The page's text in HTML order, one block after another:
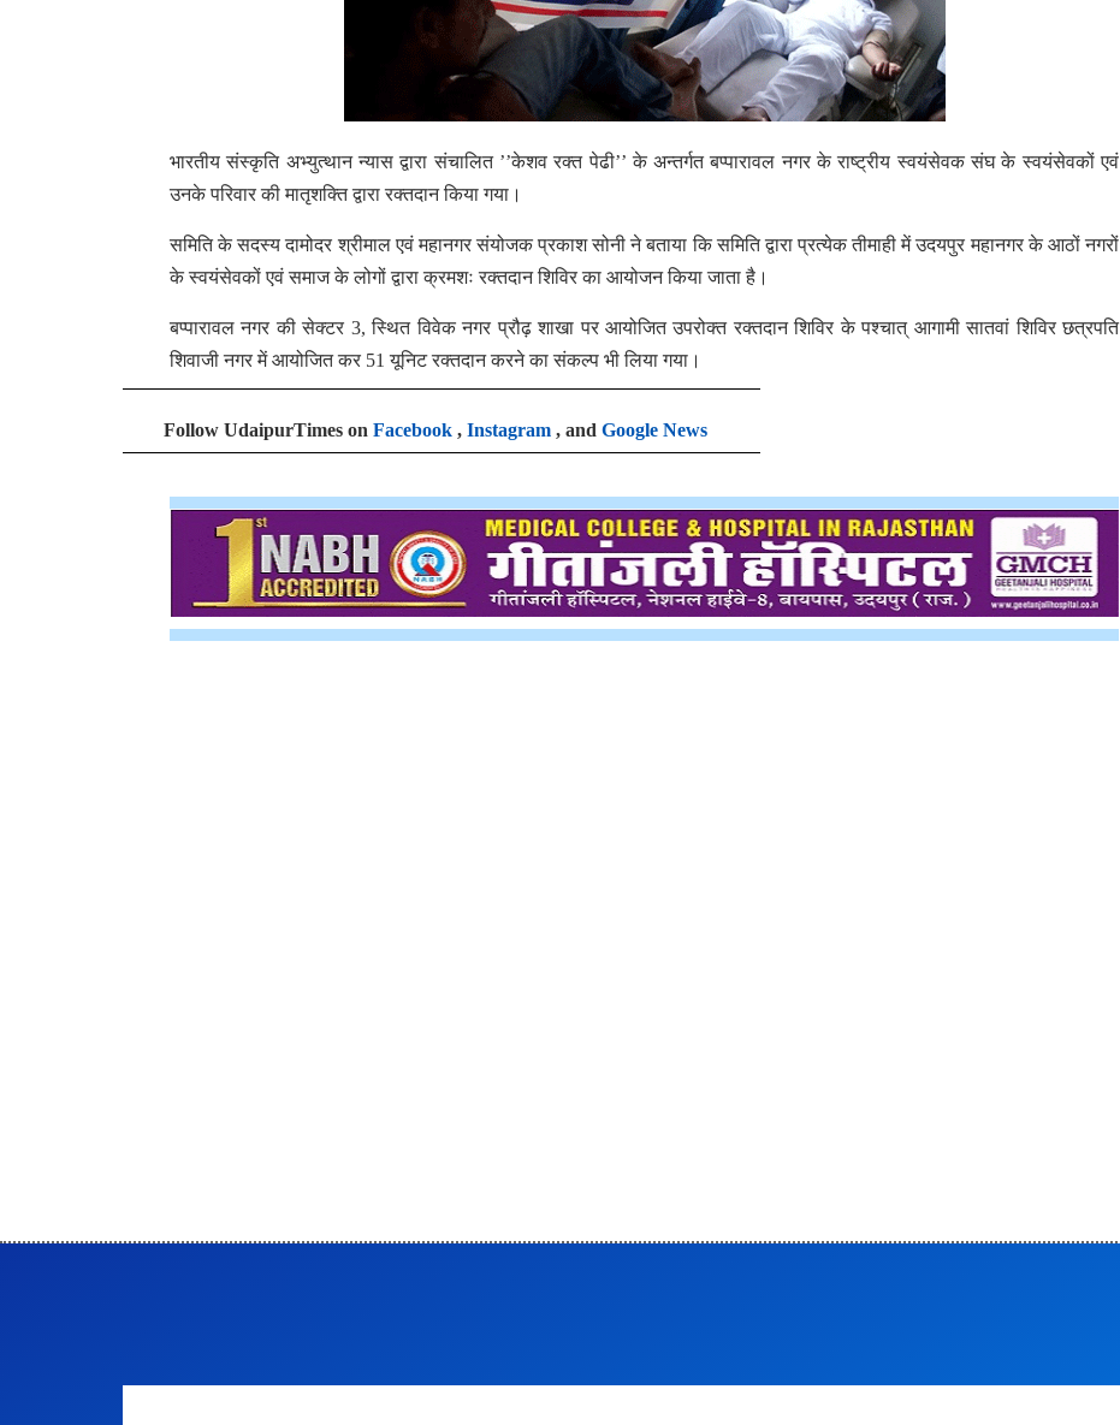
भारतीय संस्कृति अभ्युत्थान न्यास द्वारा संचालित ’’केशव रक्त पेढी’’ के अन्तर्गत बप्पारावल नगर के राष्ट्रीय स्वयंसेवक संघ के स्वयंसेवकों एवं
उनके परिवार की मातृशक्ति द्वारा रक्तदान किया गया।
समिति के सदस्य दामोदर श्रीमाल एवं महानगर संयोजक प्रकाश सोनी ने बताया कि समिति द्वारा प्रत्येक तीमाही में उदयपुर महानगर के आठों नगरों
के स्वयंसेवकों एवं समाज के लोगों द्वारा क्रमशः रक्तदान शिविर का आयोजन किया जाता है।
बप्पारावल नगर की सेक्टर 3, स्थित विवेक नगर प्रौढ़ शाखा पर आयोजित उपरोक्त रक्तदान शिविर के पश्चात् आगामी सातवां शिविर छत्रपति
शिवाजी नगर में आयोजित कर 51 यूनिट रक्तदान करने का संकल्प भी लिया गया।
Follow UdaipurTimes on Facebook , Instagram , and Google News